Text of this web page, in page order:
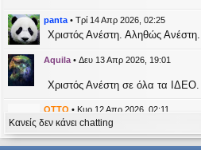
εις panta • Τρί 14 Απρ 2026, 02:25
Χριστός Ανέστη. Αληθώς Ανέστη.
Aquila • Δευ 13 Απρ 2026, 19:01
Χριστός Ανέστη σε όλα τα ΙΔΕΟ.
OTTO • Κυρ 12 Απρ 2026, 02:11
likes this message
Κανείς δεν κάνει chatting